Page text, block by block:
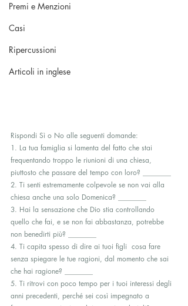
Premi e Menzioni
Casi
Ripercussioni
Articoli in inglese
Rispondi Sì o No alle seguenti domande:
1. La tua famiglia si lamenta del fatto che stai
frequentando troppo le riunioni di una chiesa,
piuttosto che passare del tempo con loro? ________
2. Ti senti estremamente colpevole se non vai alla
chiesa anche una solo Domenica? ________
3. Hai la sensazione che Dio stia controllando
quello che fai, e se non fai abbastanza, potrebbe
non benedirti più? ________
4. Ti capita spesso di dire ai tuoi figli  cosa fare
senza spiegare le tue ragioni, dal momento che sai
che hai ragione? ________
5. Ti ritrovi con poco tempo per i tuoi interessi degli
anni precedenti, perché sei così impegnato a